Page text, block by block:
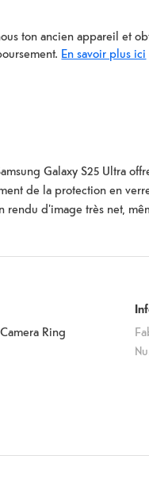
ton ancien appareil et
En savoir plus ici
Galaxy S25 Ultra
de la protection en
rendu d'image très net,
le verre de protection
Ring